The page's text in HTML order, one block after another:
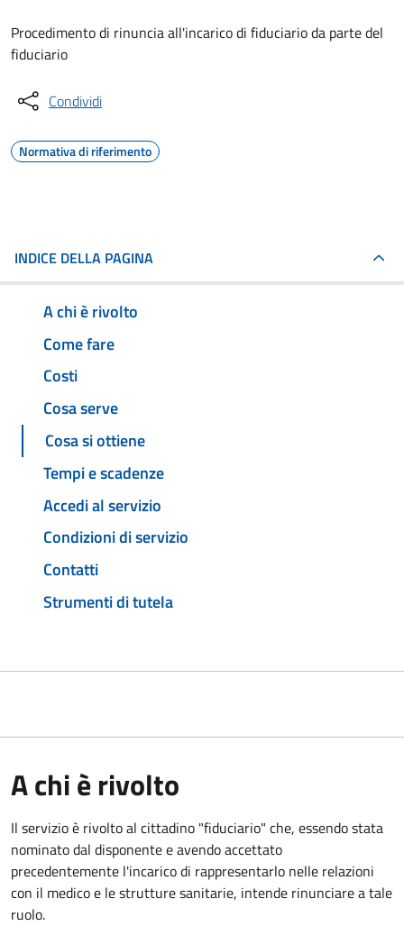
Procedimento di rinuncia all'incarico di fiduciario da parte del
fiduciario
Condividi
Normativa di riferimento
INDICE DELLA PAGINA
A chi è rivolto
Come fare
Costi
Cosa serve
Cosa si ottiene
Tempi e scadenze
Accedi al servizio
Condizioni di servizio
Contatti
Strumenti di tutela
A chi è rivolto
Il servizio è rivolto al cittadino "fiduciario" che, essendo stata
nominato dal disponente e avendo accettato
precedentemente l'incarico di rappresentarlo nelle relazioni
con il medico e le strutture sanitarie, intende rinunciare a tale
ruolo.